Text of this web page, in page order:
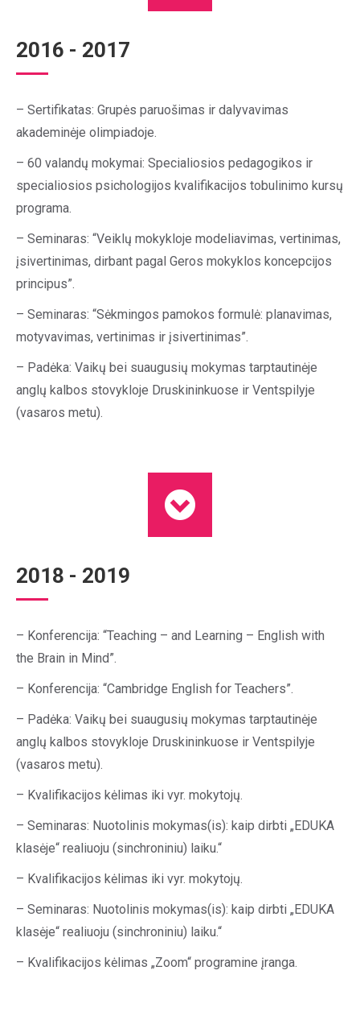
2016 - 2017
– Sertifikatas: Grupės paruošimas ir dalyvavimas
akademinėje olimpiadoje.
– 60 valandų mokymai: Specialiosios pedagogikos ir
specialiosios psichologijos kvalifikacijos tobulinimo kursų
programa.
– Seminaras: “Veiklų mokykloje modeliavimas, vertinimas,
įsivertinimas, dirbant pagal Geros mokyklos koncepcijos
principus”.
– Seminaras: “Sėkmingos pamokos formulė: planavimas,
motyvavimas, vertinimas ir įsivertinimas”.
– Padėka: Vaikų bei suaugusių mokymas tarptautinėje
anglų kalbos stovykloje Druskininkuose ir Ventspilyje
(vasaros metu).
2018 - 2019
– Konferencija: “Teaching – and Learning – English with
the Brain in Mind”.
– Konferencija: “Cambridge English for Teachers”.
– Padėka: Vaikų bei suaugusių mokymas tarptautinėje
anglų kalbos stovykloje Druskininkuose ir Ventspilyje
(vasaros metu).
– Kvalifikacijos kėlimas iki vyr. mokytojų.
– Seminaras: Nuotolinis mokymas(is): kaip dirbti „EDUKA
klasėje“ realiuoju (sinchroniniu) laiku.“
– Kvalifikacijos kėlimas iki vyr. mokytojų.
– Seminaras: Nuotolinis mokymas(is): kaip dirbti „EDUKA
klasėje“ realiuoju (sinchroniniu) laiku.“
– Kvalifikacijos kėlimas „Zoom“ programine įranga.